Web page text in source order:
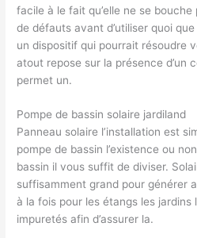
facile à le fait qu’elle ne se
de défauts avant d’utiliser quoi
un dispositif qui pourrait résoudre
atout repose sur la présence d’un
permet un.
Pompe de bassin solaire jardiland
Panneau solaire l’installation est
pompe de bassin l’existence ou
bassin il vous suffit de diviser.
suffisamment grand pour générer
à la fois pour les étangs les jardins
impuretés afin d’assurer la.